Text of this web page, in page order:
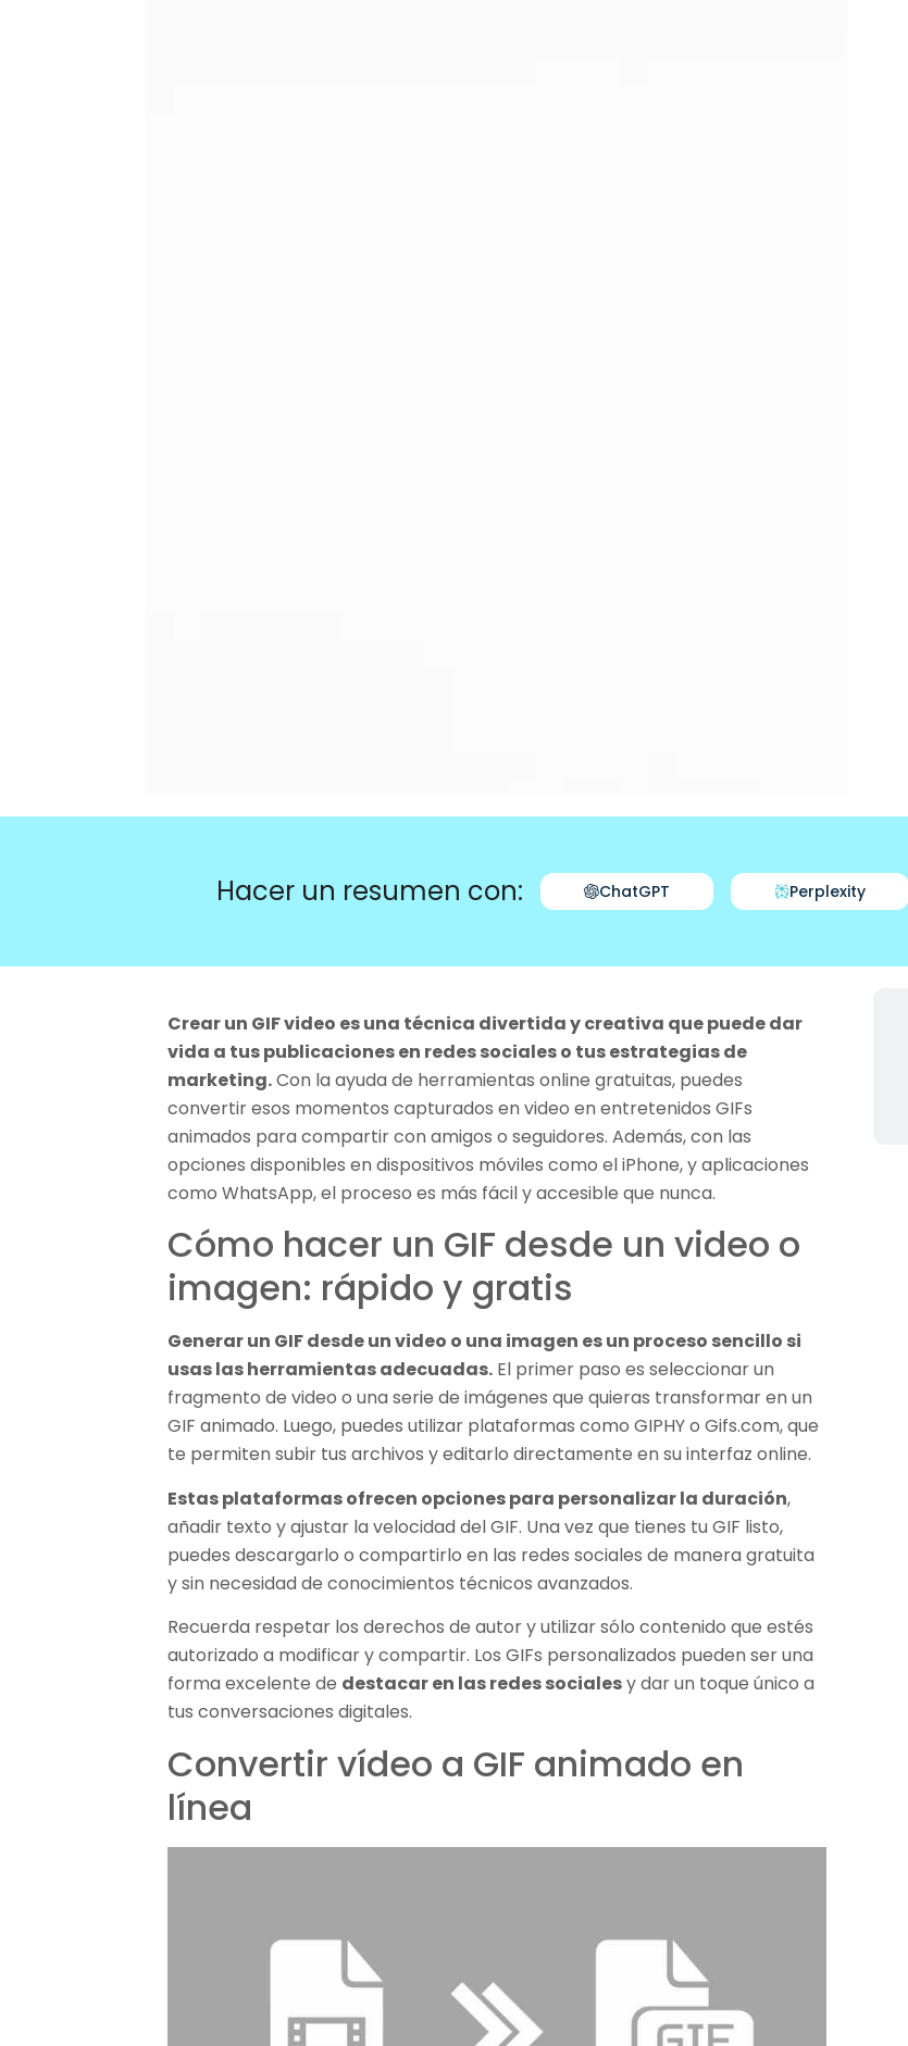
Hacer un resumen con: ChatGPT Perplexity
Crear un GIF video es una técnica divertida y creativa que puede dar
vida a tus publicaciones en redes sociales o tus estrategias de
marketing.Con la ayuda de herramientas online gratuitas, puedes
convertir esos momentos capturados en video en entretenidos GIFs
animados para compartir con amigos o seguidores. Además, con las
opciones disponibles en dispositivos móviles como el iPhone, y aplicaciones
como WhatsApp, el proceso es más fácil y accesible que nunca.
Cómo hacer un GIF desde un video o
imagen: rápido y gratis
Generar un GIF desde un video o una imagen es un proceso sencillo si
usas las herramientas adecuadas. El primer paso es seleccionar un
fragmento de video o una serie de imágenes que quieras transformar en un
GIF animado. Luego, puedes utilizar plataformas como GIPHY o Gifs.com, que
te permiten subir tus archivos y editarlo directamente en su interfaz online.
Estas plataformas ofrecen opciones para personalizar la duración,
añadir texto y ajustar la velocidad del GIF. Una vez que tienes tu GIF listo,
puedes descargarlo o compartirlo en las redes sociales de manera gratuita
y sin necesidad de conocimientos técnicos avanzados.
Recuerda respetar los derechos de autor y utilizar sólo contenido que estés
autorizado a modificar y compartir. Los GIFs personalizados pueden ser una
forma excelente de destacar en las redes socialesy dar un toque único a
tus conversaciones digitales.
Convertir vídeo a GIF animado en
línea